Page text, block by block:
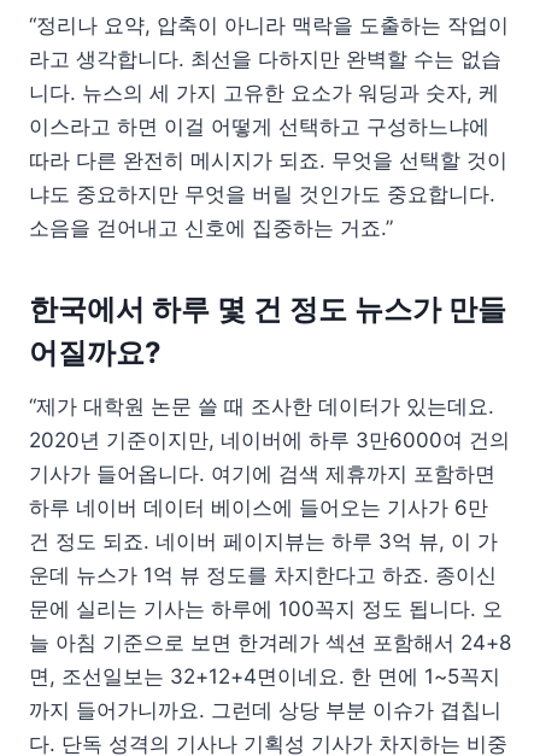
“정리나 요약, 압축이 아니라 맥락을 도출하는 작업이
라고 생각합니다. 최선을 다하지만 완벽할 수는 없습
니다. 뉴스의 세 가지 고유한 요소가 워딩과 숫자, 케
이스라고 하면 이걸 어떻게 선택하고 구성하느냐에
따라 다른 완전히 메시지가 되죠. 무엇을 선택할 것이
냐도 중요하지만 무엇을 버릴 것인가도 중요합니다.
소음을 걷어내고 신호에 집중하는 거죠.”
한국에서 하루 몇 건 정도 뉴스가 만들
어질까요?
“제가 대학원 논문 쓸 때 조사한 데이터가 있는데요.
2020년 기준이지만, 네이버에 하루 3만6000여 건의
기사가 들어옵니다. 여기에 검색 제휴까지 포함하면
하루 네이버 데이터 베이스에 들어오는 기사가 6만
건 정도 되죠. 네이버 페이지뷰는 하루 3억 뷰, 이 가
운데 뉴스가 1억 뷰 정도를 차지한다고 하죠. 종이신
문에 실리는 기사는 하루에 100꼭지 정도 됩니다. 오
늘 아침 기준으로 보면 한겨레가 섹션 포함해서 24+8
면, 조선일보는 32+12+4면이네요. 한 면에 1~5꼭지
까지 들어가니까요. 그런데 상당 부분 이슈가 겹칩니
다. 단독 성격의 기사나 기획성 기사가 차지하는 비중